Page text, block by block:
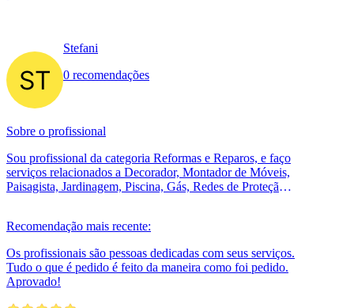
Stefani
0 recomendações
Sobre o profissional
Sou profissional da categoria Reformas e Reparos, e faço
serviços relacionados a Decorador, Montador de Móveis,
Paisagista, Jardinagem, Piscina, Gás, Redes de Proteção,
Recomendação mais recente:
Os profissionais são pessoas dedicadas com seus serviços.
Tudo o que é pedido é feito da maneira como foi pedido.
Aprovado!